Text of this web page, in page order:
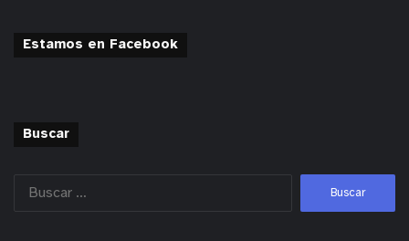
Estamos en Facebook
Buscar